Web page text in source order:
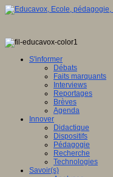
S'informer
Débats
Faits marquants
Interviews
Reportages
Brèves
Agenda
Innover
Didactique
Dispositifs
Pédagogie
Recherche
Technologies
Savoir(s)